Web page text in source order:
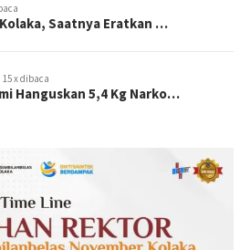
Saatnya Eratkan …
15 x dibaca
Hanguskan 5,4 Kg Narko…